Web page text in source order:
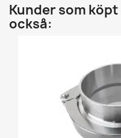
Kunder som
också: